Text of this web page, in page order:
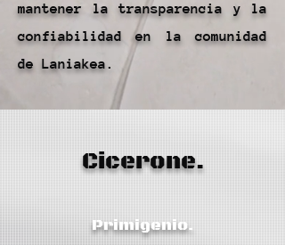
mantener la transparencia y la
confiabilidad en la comunidad
de Laniakea.
Cicerone.
Primigenio.